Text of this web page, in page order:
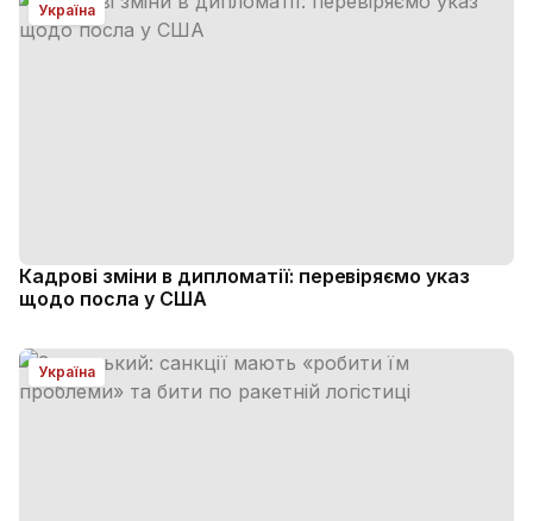
Україна
Кадрові зміни в дипломатії: перевіряємо указ
щодо посла у США
Україна